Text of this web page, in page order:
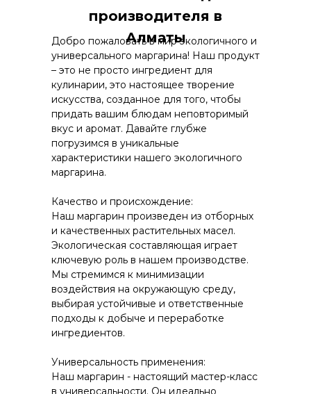
Добро пожаловать в мир экологичного и
универсального маргарина! Наш продукт
– это не просто ингредиент для
кулинарии, это настоящее творение
искусства, созданное для того, чтобы
придать вашим блюдам неповторимый
вкус и аромат. Давайте глубже
погрузимся в уникальные
характеристики нашего экологичного
маргарина.
Качество и происхождение:
Наш маргарин произведен из отборных
и качественных растительных масел.
Экологическая составляющая играет
ключевую роль в нашем производстве.
Мы стремимся к минимизации
воздействия на окружающую среду,
выбирая устойчивые и ответственные
подходы к добыче и переработке
ингредиентов.
Универсальность применения:
Наш маргарин - настоящий мастер-класс
в универсальности. Он идеально
производителя в
Алматы